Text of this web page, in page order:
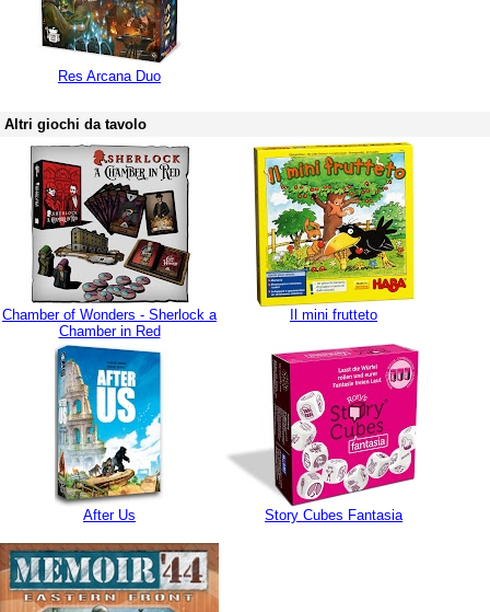
Res Arcana Duo
Altri giochi da tavolo
Chamber of Wonders - Sherlock a
Chamber in Red
Il mini frutteto
After Us Story Cubes Fantasia